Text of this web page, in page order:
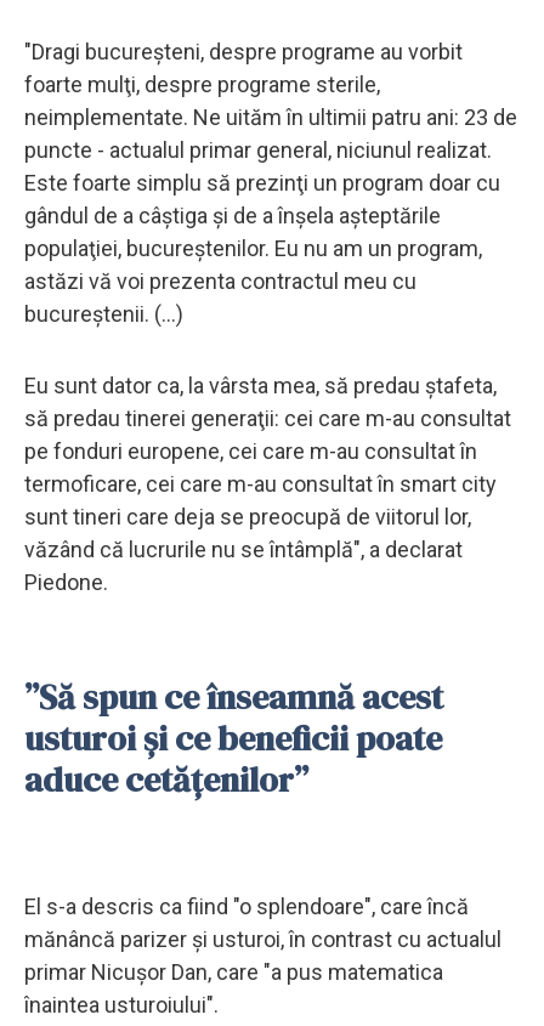
"Dragi bucureşteni, despre programe au vorbit
foarte mulţi, despre programe sterile,
neimplementate. Ne uităm în ultimii patru ani: 23 de
puncte - actualul primar general, niciunul realizat.
Este foarte simplu să prezinţi un program doar cu
gândul de a câştiga şi de a înşela aşteptările
populaţiei, bucureştenilor. Eu nu am un program,
astăzi vă voi prezenta contractul meu cu
bucureştenii. (...)
Eu sunt dator ca, la vârsta mea, să predau ştafeta,
să predau tinerei generaţii: cei care m-au consultat
pe fonduri europene, cei care m-au consultat în
termoficare, cei care m-au consultat în smart city
sunt tineri care deja se preocupă de viitorul lor,
văzând că lucrurile nu se întâmplă", a declarat
Piedone.
”Să spun ce înseamnă acest
usturoi şi ce beneficii poate
aduce cetăţenilor”
El s-a descris ca fiind "o splendoare", care încă
mănâncă parizer și usturoi, în contrast cu actualul
primar Nicușor Dan, care "a pus matematica
înaintea usturoiului".